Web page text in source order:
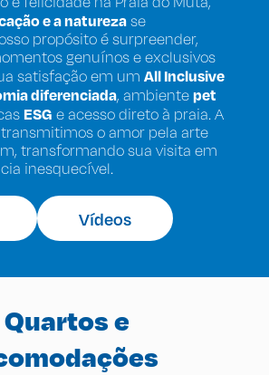
e a naturezase
propósito é surpreender,
genuínos e exclusivos
satisfação em umAll Inclusive
diferenciada, ambientepet
ESG e acesso direto à praia. A
o amor pela arte
transformando sua visita em
inesquecível.
Vídeos
Quartos e